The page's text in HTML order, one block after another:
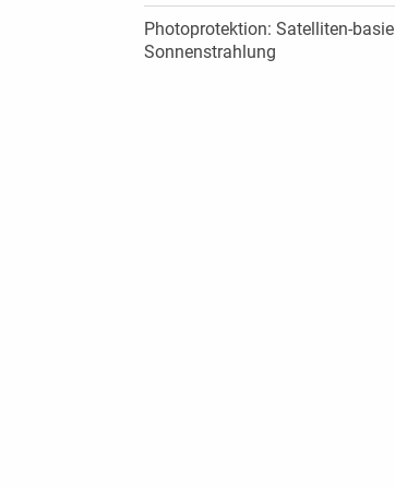
Photoprotektion: Satelliten-
Sonnenstrahlung